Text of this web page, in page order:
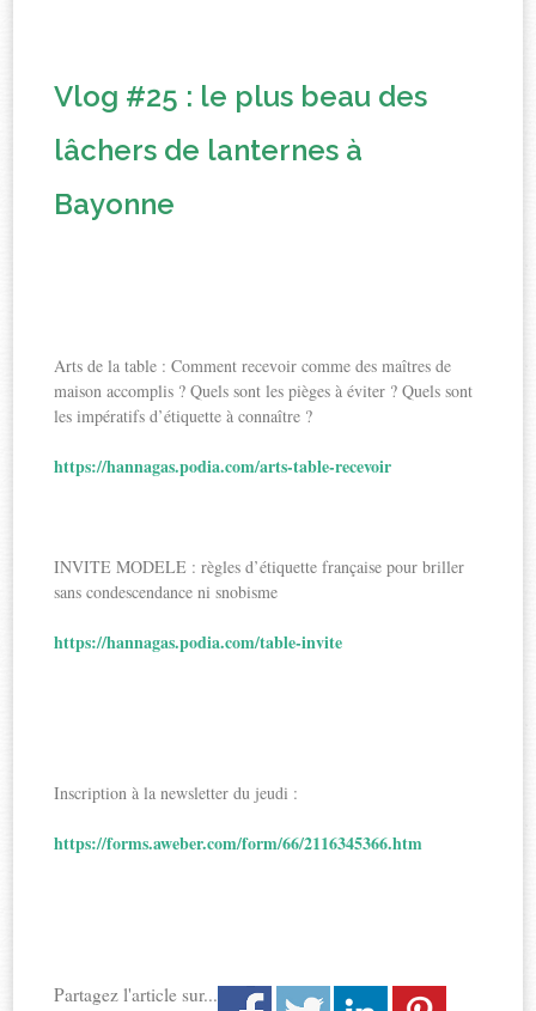
Vlog #25 : le plus beau des
lâchers de lanternes à
Bayonne
Arts de la table : Comment recevoir comme des maîtres de
maison accomplis ? Quels sont les pièges à éviter ? Quels sont
les impératifs d’étiquette à connaître ?
https://hannagas.podia.com/arts-table-recevoir
INVITE MODELE : règles d’étiquette française pour briller
sans condescendance ni snobisme
https://hannagas.podia.com/table-invite
Inscription à la newsletter du jeudi :
https://forms.aweber.com/form/66/2116345366.htm
Partagez l'article sur...